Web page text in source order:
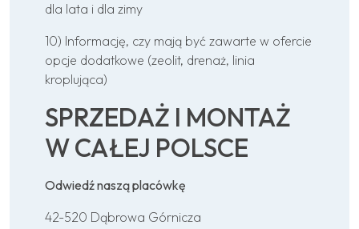
dla lata i dla zimy
10) Informację, czy mają być zawarte w ofercie
opcje dodatkowe (zeolit, drenaż, linia
kroplująca)
SPRZEDAŻ I MONTAŻ
W CAŁEJ POLSCE
Odwiedź naszą placówkę
42-520 Dąbrowa Górnicza